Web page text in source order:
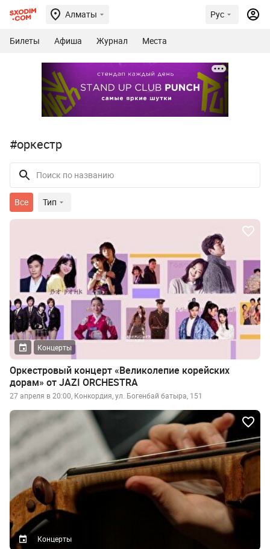
Алматы Рус
Билеты Афиша Журнал Места
#оркестр
Все Тип
Концерты
Оркестровый концерт «Великолепие корейских
дорам» от JAZI ORCHESTRA
27 апреля в 20:00, Конкордия, ул. Богенбай батыра, 151
Концерты